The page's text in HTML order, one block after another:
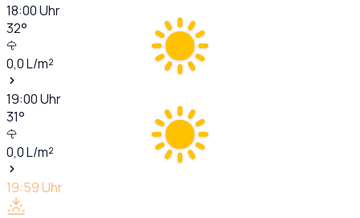
18:00Uhr
32°
0,0L/m²
19:00Uhr
31°
0,0L/m²
19:59Uhr